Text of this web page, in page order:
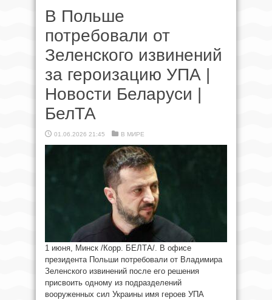
В Польше
потребовали от
Зеленского извинений
за героизацию УПА |
Новости Беларуси |
БелТА
01.06.2026 21:45 В МИРЕ
1 июня, Минск /Корр. БЕЛТА/. В офисе
президента Польши потребовали от Владимира
Зеленского извинений после его решения
присвоить одному из подразделений
вооруженных сил Украины имя героев УПА